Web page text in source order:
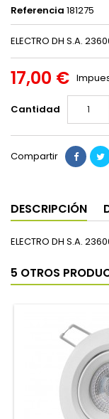
Referencia 181275
ELECTRO DH S.A.
17,00 €
Cantidad
Compartir
DESCRIPCIÓN
ELECTRO DH S.A.
5 OTROS